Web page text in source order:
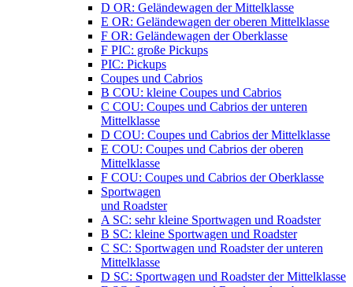
D OR: Geländewagen der Mittelklasse
E OR: Geländewagen der oberen Mittelklasse
F OR: Geländewagen der Oberklasse
F PIC: große Pickups
PIC: Pickups
Coupes und Cabrios
B COU: kleine Coupes und Cabrios
C COU: Coupes und Cabrios der unteren
Mittelklasse
D COU: Coupes und Cabrios der Mittelklasse
E COU: Coupes und Cabrios der oberen
Mittelklasse
F COU: Coupes und Cabrios der Oberklasse
Sportwagen
und Roadster
A SC: sehr kleine Sportwagen und Roadster
B SC: kleine Sportwagen und Roadster
C SC: Sportwagen und Roadster der unteren
Mittelklasse
D SC: Sportwagen und Roadster der Mittelklasse